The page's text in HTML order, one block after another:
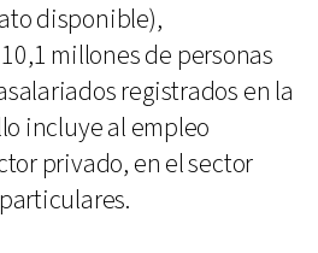
disponible),
millones de personas
registrados en la
incluye al empleo
privado, en el sector